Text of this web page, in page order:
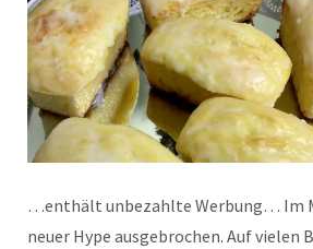
…enthält unbezahlte Werbung… Im
neuer Hype ausgebrochen. Auf vielen